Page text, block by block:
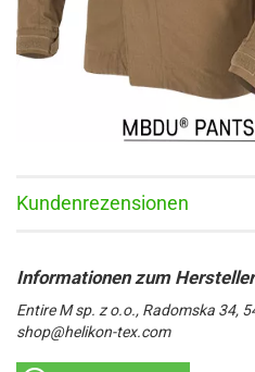
Kundenrezensionen
Entire M sp. z o.o., Radomska 34,
shop@helikon-tex.com